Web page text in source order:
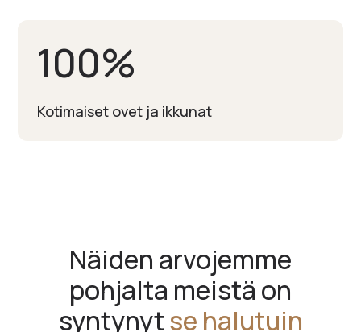
100%
Kotimaiset ovet ja ikkunat
Näiden arvojemme
pohjalta meistä on
syntynytse halutuin